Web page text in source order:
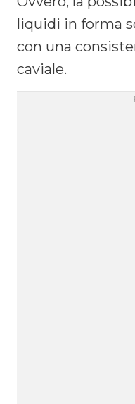
liquidi in forma
con una
caviale.